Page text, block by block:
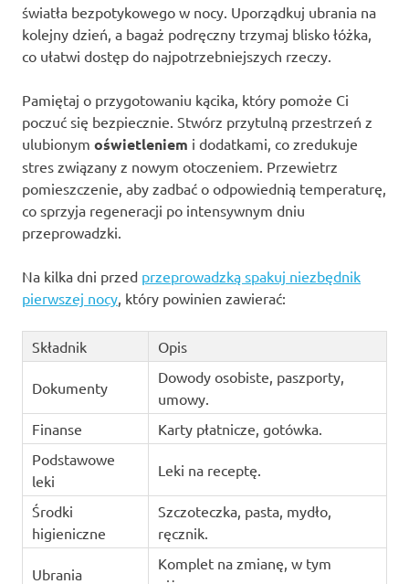
światła bezpotykowego w nocy. Uporządkuj ubrania na
kolejny dzień, a bagaż podręczny trzymaj blisko łóżka,
co ułatwi dostęp do najpotrzebniejszych rzeczy.
Pamiętaj o przygotowaniu kącika, który pomoże Ci
poczuć się bezpiecznie. Stwórz przytulną przestrzeń z
ulubionym oświetleniem i dodatkami, co zredukuje
stres związany z nowym otoczeniem. Przewietrz
pomieszczenie, aby zadbać o odpowiednią temperaturę,
co sprzyja regeneracji po intensywnym dniu
przeprowadzki.
Na kilka dni przed przeprowadzką spakuj niezbędnik
pierwszej nocy , który powinien zawierać:
Składnik Opis
Dokumenty
Dowody osobiste, paszporty,
umowy.
Finanse
Karty płatnicze, gotówka.
Podstawowe
leki
Leki na receptę.
Środki
higieniczne
Szczoteczka, pasta, mydło,
ręcznik.
Ubrania
Komplet na zmianę, w tym